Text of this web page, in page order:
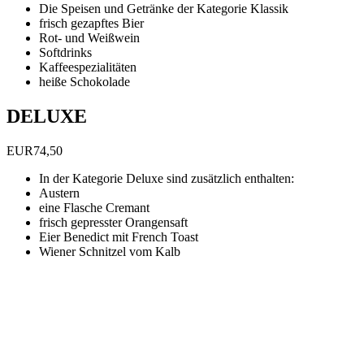
Die Speisen und Getränke der Kategorie Klassik
frisch gezapftes Bier
Rot- und Weißwein
Softdrinks
Kaffeespezialitäten
heiße Schokolade
DELUXE
EUR74,50
In der Kategorie Deluxe sind zusätzlich enthalten:
Austern
eine Flasche Cremant
frisch gepresster Orangensaft
Eier Benedict mit French Toast
Wiener Schnitzel vom Kalb